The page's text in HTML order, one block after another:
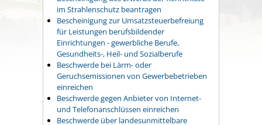
im Strahlenschutz beantragen
Bescheinigung zur Umsatzsteuerbefreiung
für Leistungen berufsbildender
Einrichtungen - gewerbliche Berufe,
Gesundheits-, Heil- und Sozialberufe
Beschwerde bei Lärm- oder
Geruchsemissionen von Gewerbebetrieben
einreichen
Beschwerde gegen Anbieter von Internet-
und Telefonanschlüssen einreichen
Beschwerde über landesunmittelbare